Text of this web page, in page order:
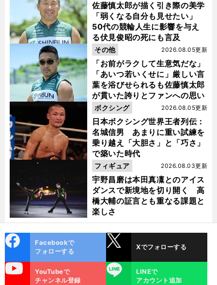
佐藤慎太郎が描く引き際の美学
「弱くなる自分も見せたい」
50代の競輪人生に影響を与え
る伏見俊昭の死にも言及
「お前がラクして生意気だな」
「あいつ若いくせに」厳しい言
葉を浴びせられるも佐藤慎太郎
が貫いた誇りとファンへの思い
2026.08.05更新
その他
日本ボクシング世界王者列伝：
名城信男 あまりに重い試練を
乗り越え「大胆さ」と「巧さ」
で築いた時代
2026.08.05更新
ボクシング
宇野昌磨は本田真凜とのアイス
ダンスで新境地を切り開く 高
橋大輔の証言とも重なる課題と
楽しさ
2026.08.03更新
フィギュア
ok
Facebookで
フォローする
Xでフォローする
YouTubeで
チャンネル登録
LINE
LINEで
アカウント追加